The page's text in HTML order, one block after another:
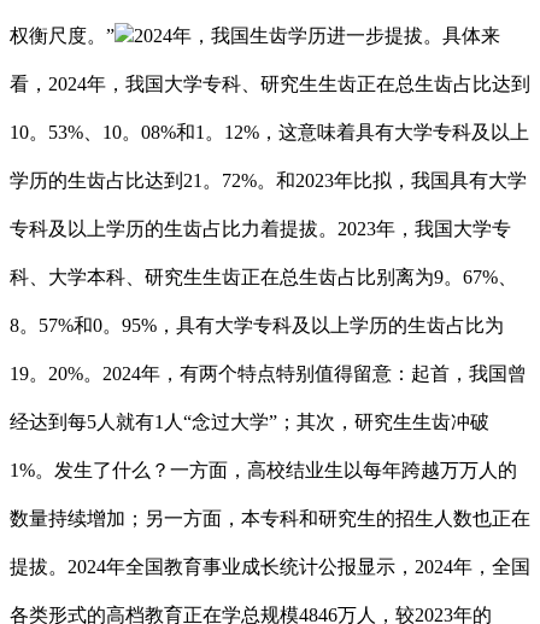
权衡尺度。” 2024年，我国生齿学历进一步提拔。具体来
看，2024年，我国大学专科、研究生生齿正在总生齿占比达到
10。53%、10。08%和1。12%，这意味着具有大学专科及以上
学历的生齿占比达到21。72%。和2023年比拟，我国具有大学
专科及以上学历的生齿占比力着提拔。2023年，我国大学专
科、大学本科、研究生生齿正在总生齿占比别离为9。67%、
8。57%和0。95%，具有大学专科及以上学历的生齿占比为
19。20%。2024年，有两个特点特别值得留意：起首，我国曾
经达到每5人就有1人“念过大学”；其次，研究生生齿冲破
1%。发生了什么？一方面，高校结业生以每年跨越万万人的
数量持续增加；另一方面，本专科和研究生的招生人数也正在
提拔。2024年全国教育事业成长统计公报显示，2024年，全国
各类形式的高档教育正在学总规模4846万人，较2023年的